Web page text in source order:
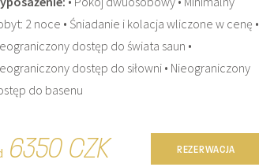
2 noce • Śniadanie i kolacja wliczone w cenę •
dostęp do świata saun •
dostęp do siłowni • Nieograniczony
do basenu
6350 CZK REZERWACJA